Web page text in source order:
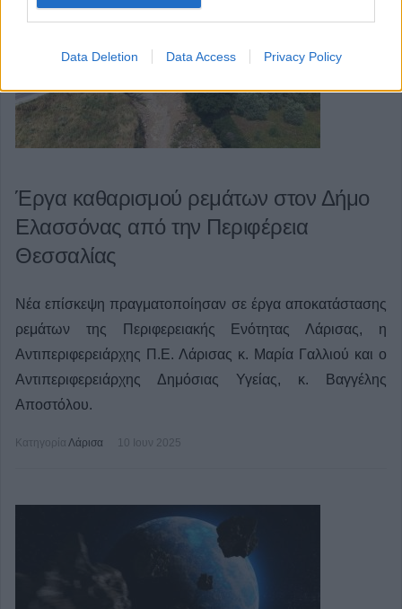
Data Deletion Data Access Privacy Policy
Έργα καθαρισμού ρεμάτων στον Δήμο
Ελασσόνας από την Περιφέρεια
Θεσσαλίας
Νέα επίσκεψη πραγματοποίησαν σε έργα αποκατάστασης
ρεμάτων της Περιφερειακής Ενότητας Λάρισας, η
Αντιπεριφερειάρχης Π.Ε. Λάρισας κ. Μαρία Γαλλιού και ο
Αντιπεριφερειάρχης Δημόσιας Υγείας, κ. Βαγγέλης
Αποστόλου.
Κατηγορία Λάρισα 10 Ιουν 2025